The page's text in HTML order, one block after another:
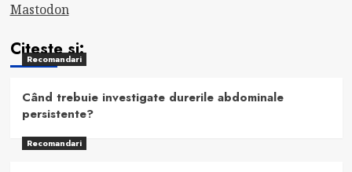
Mastodon
Citeste si:
Recomandari
Când trebuie investigate durerile abdominale
persistente?
Recomandari